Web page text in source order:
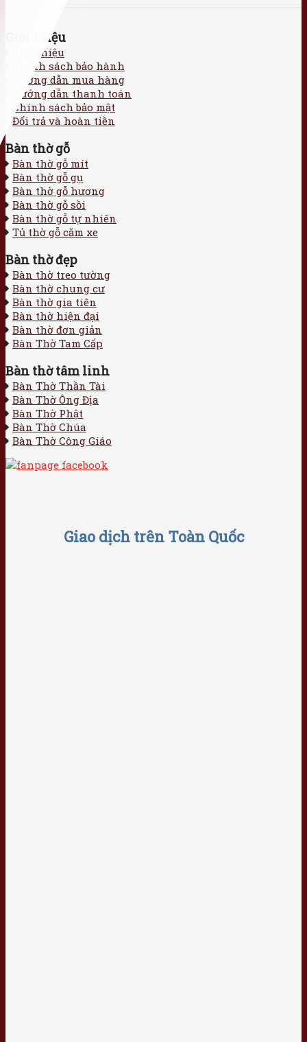
Giới thiệu
Giới thiệu
Chính sách bảo hành
Hướng dẫn mua hàng
Hướng dẫn thanh toán
Chính sách bảo mật
Đổi trả và hoàn tiền
Bàn thờ gỗ
Bàn thờ gỗ mít
Bàn thờ gỗ gụ
Bàn thờ gỗ hương
Bàn thờ gỗ sồi
Bàn thờ gỗ tự nhiên
Tủ thờ gỗ căm xe
Bàn thờ đẹp
Bàn thờ treo tường
Bàn thờ chung cư
Bàn thờ gia tiên
Bàn thờ hiện đại
Bàn thờ đơn giản
Bàn Thờ Tam Cấp
Bàn thờ tâm linh
Bàn Thờ Thần Tài
Bàn Thờ Ông Địa
Bàn Thờ Phật
Bàn Thờ Chúa
Bàn Thờ Công Giáo
Giao dịch trên Toàn Quốc